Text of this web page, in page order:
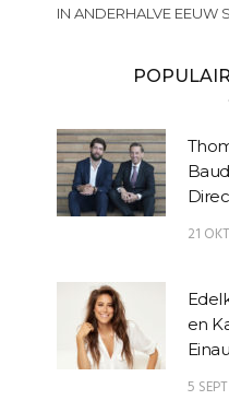
IN ANDERHALVE EEUW
21
en
5